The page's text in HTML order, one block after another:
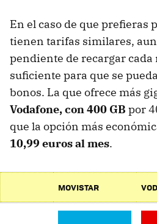
En el caso de que prefieras
tienen tarifas similares,
pendiente de recargar cada
suficiente para que se
bonos. La que ofrece más
Vodafone, con 400 GB por
que la opción más
10,99 euros al mes.
MOVISTAR